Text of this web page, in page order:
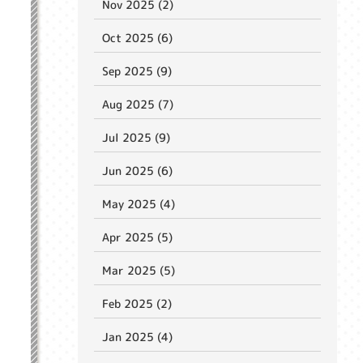
Nov 2025 (2)
Oct 2025 (6)
Sep 2025 (9)
Aug 2025 (7)
Jul 2025 (9)
Jun 2025 (6)
May 2025 (4)
Apr 2025 (5)
Mar 2025 (5)
Feb 2025 (2)
Jan 2025 (4)